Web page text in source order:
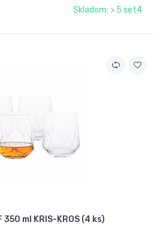
Skladom: > 5 set4
ml KRIS-KROS (4 ks)